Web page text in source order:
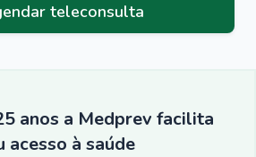
teleconsulta
anos a Medprev facilita
acesso à saúde